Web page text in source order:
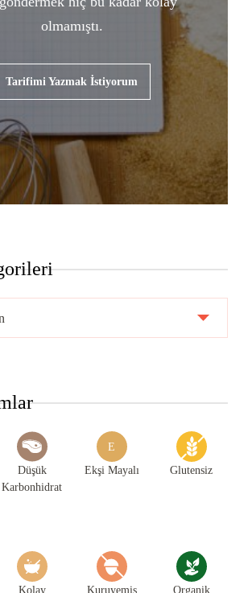
olmamıştı.
Tarifimi Yazmak İstiyorum
Düşük
Karbonhidrat
E
Ekşi Mayalı Glutensiz
Kolay
Kuruyemiş
Organik